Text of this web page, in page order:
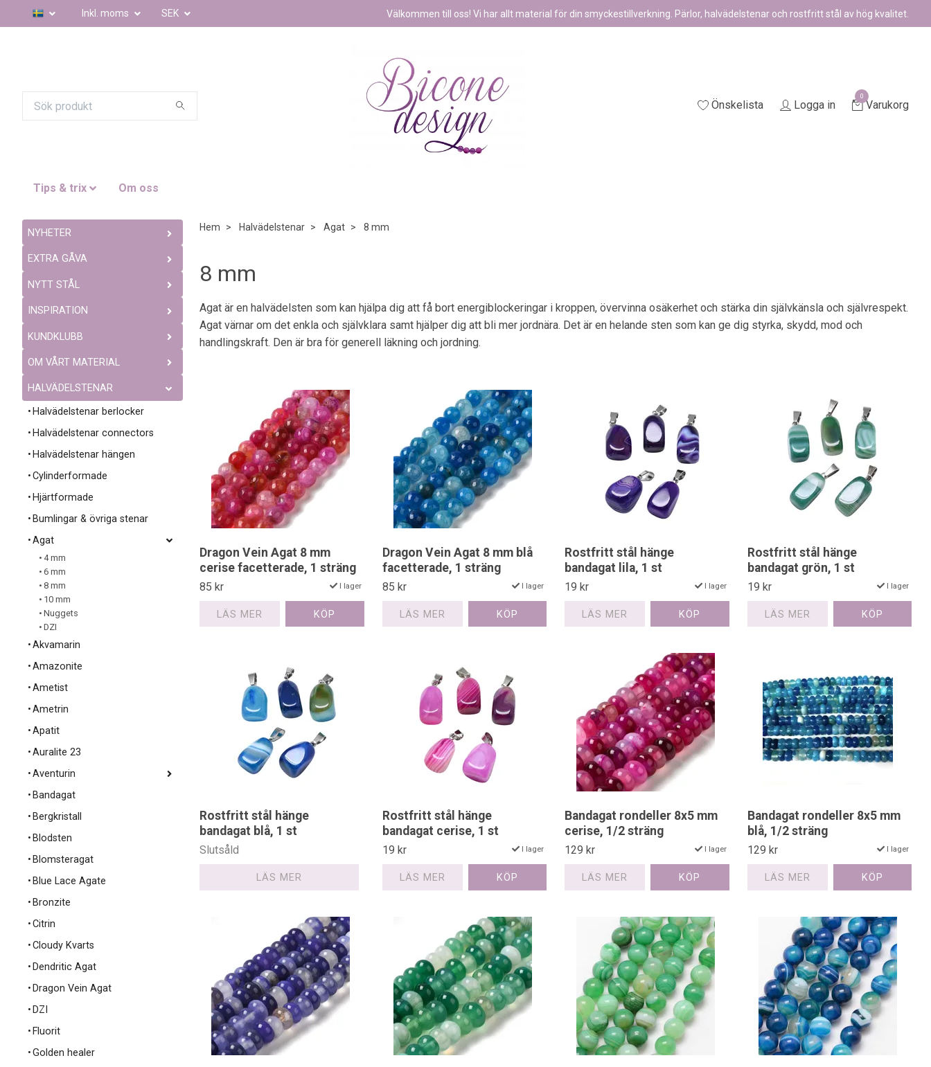
Inkl. moms SEK Välkommen till oss! Vi har allt material för din smyckestillverkning. Pärlor, halvädelstenar och rostfritt stål av hög kvalitet.
Önskelista Logga in
0
Varukorg
Tips & trix Om oss
NYHETER
EXTRA GÅVA
NYTT STÅL
INSPIRATION
KUNDKLUBB
OM VÅRT MATERIAL
HALVÄDELSTENAR
Halvädelstenar berlocker
Halvädelstenar connectors
Halvädelstenar hängen
Cylinderformade
Hjärtformade
Bumlingar & övriga stenar
Agat
4 mm
6 mm
8 mm
10 mm
Nuggets
DZI
Akvamarin
Amazonite
Ametist
Ametrin
Apatit
Auralite 23
Aventurin
Bandagat
Bergkristall
Blodsten
Blomsteragat
Blue Lace Agate
Bronzite
Citrin
Cloudy Kvarts
Dendritic Agat
Dragon Vein Agat
DZI
Fluorit
Golden healer
Hem Halvädelstenar Agat 8 mm
8 mm
Agat är en halvädelsten som kan hjälpa dig att få bort energiblockeringar i kroppen, övervinna osäkerhet och stärka din självkänsla och självrespekt.
Agat värnar om det enkla och självklara samt hjälper dig att bli mer jordnära. Det är en helande sten som kan ge dig styrka, skydd, mod och
handlingskraft. Den är bra för generell läkning och jordning.
Dragon Vein Agat 8 mm
cerise facetterade, 1 sträng
85 kr I lager
LÄS MER
Dragon Vein Agat 8 mm blå
facetterade, 1 sträng
85 kr I lager
LÄS MER
Rostfritt stål hänge
bandagat lila, 1 st
19 kr I lager
LÄS MER
Rostfritt stål hänge
bandagat grön, 1 st
19 kr I lager
LÄS MER
Rostfritt stål hänge
bandagat blå, 1 st
Slutsåld
LÄS MER
Rostfritt stål hänge
bandagat cerise, 1 st
19 kr I lager
LÄS MER
Bandagat rondeller 8x5 mm
cerise, 1/2 sträng
129 kr I lager
LÄS MER
Bandagat rondeller 8x5 mm
blå, 1/2 sträng
129 kr I lager
LÄS MER